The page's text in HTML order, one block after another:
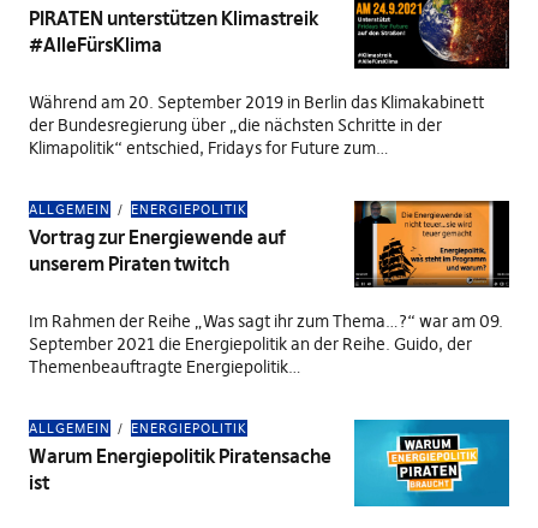
PIRATEN unterstützen Klimastreik
#AlleFürsKlima
Während am 20. September 2019 in Berlin das Klimakabinett
der Bundesregierung über „die nächsten Schritte in der
Klimapolitik“ entschied, Fridays for Future zum…
ALLGEMEIN ENERGIEPOLITIK
Vortrag zur Energiewende auf
unserem Piraten twitch
Im Rahmen der Reihe „Was sagt ihr zum Thema…?“ war am 09.
September 2021 die Energiepolitik an der Reihe. Guido, der
Themenbeauftragte Energiepolitik…
ALLGEMEIN ENERGIEPOLITIK
Warum Energiepolitik Piratensache
ist